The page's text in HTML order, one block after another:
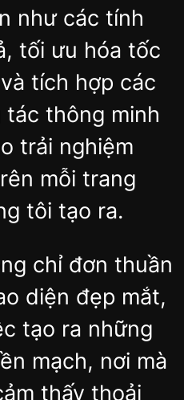
như các tính
tối ưu hóa tốc
tích hợp các
thông minh
trải nghiệm
mỗi trang
tôi tạo ra.
chỉ đơn thuần
diện đẹp mắt,
tạo ra những
mạch, nơi mà
thấy thoải